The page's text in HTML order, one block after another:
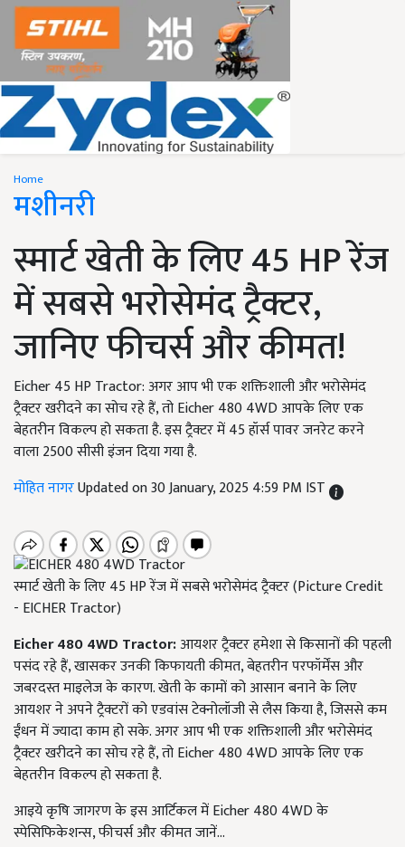
Home
मशीनरी
स्मार्ट खेती के लिए 45 HP रेंज
में सबसे भरोसेमंद ट्रैक्टर,
जानिए फीचर्स और कीमत!
Eicher 45 HP Tractor: अगर आप भी एक शक्तिशाली और भरोसेमंद
ट्रैक्टर खरीदने का सोच रहे हैं, तो Eicher 480 4WD आपके लिए एक
बेहतरीन विकल्प हो सकता है. इस ट्रैक्टर में 45 हॉर्स पावर जनरेट करने
वाला 2500 सीसी इंजन दिया गया है.
मोहित नागरUpdated on 30 January, 2025 4:59 PM IST
स्मार्ट खेती के लिए 45 HP रेंज में सबसे भरोसेमंद ट्रैक्टर (Picture Credit
- EICHER Tractor)
Eicher 480 4WD Tractor:आयशर ट्रैक्टर हमेशा से किसानों की पहली
पसंद रहे हैं, खासकर उनकी किफायती कीमत, बेहतरीन परफॉर्मेंस और
जबरदस्त माइलेज के कारण. खेती के कामों को आसान बनाने के लिए
आयशर ने अपने ट्रैक्टरों को एडवांस टेक्नोलॉजी से लैस किया है, जिससे कम
ईंधन में ज्यादा काम हो सके. अगर आप भी एक शक्तिशाली और भरोसेमंद
ट्रैक्टर खरीदने का सोच रहे हैं, तो Eicher 480 4WD आपके लिए एक
बेहतरीन विकल्प हो सकता है.
आइये कृषि जागरण के इस आर्टिकल में Eicher 480 4WD के
स्पेसिफिकेशन्स, फीचर्स और कीमत जानें...